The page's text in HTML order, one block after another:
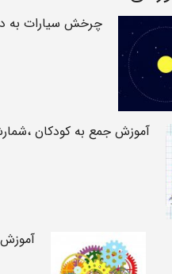
چرخش سیارات به
آموزش جمع به کودکان